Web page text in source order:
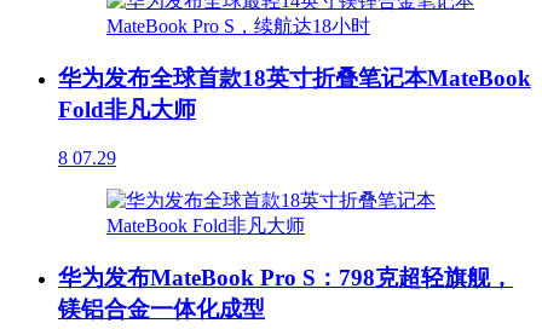
华为发布全球首款18英寸折叠笔记本MateBook
Fold非凡大师
8 07.29
华为发布MateBook Pro S：798克超轻旗舰，
镁铝合金一体化成型